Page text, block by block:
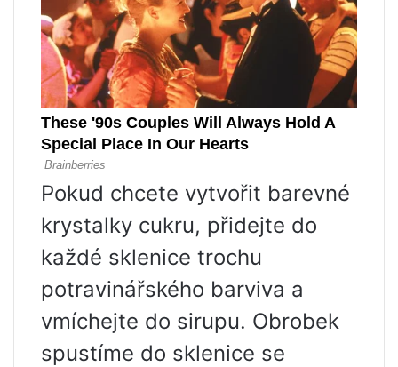
Pokud chcete vytvořit barevné
krystalky cukru, přidejte do
každé sklenice trochu
potravinářského barviva a
vmíchejte do sirupu. Obrobek
spustíme do sklenice se